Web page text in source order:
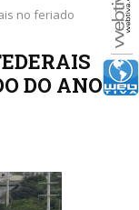
no feriado
DO ANO-